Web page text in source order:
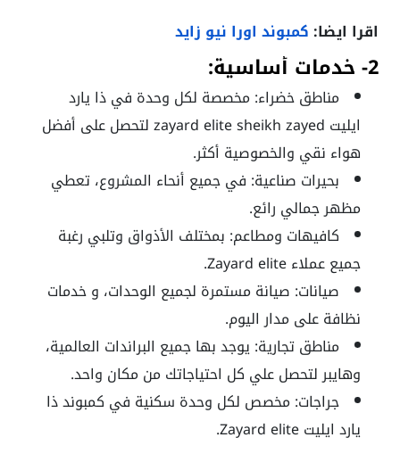
اقرا ايضا: كمبوند اورا نيو زايد
2- خدمات أساسية:
مناطق خضراء: مخصصة لكل وحدة في ذا يارد
ايليت zayard elite sheikh zayedلتحصل على أفضل
هواء نقي والخصوصية أكثر.
بحيرات صناعية: في جميع أنحاء المشروع، تعطي
مظهر جمالي رائع.
كافيهات ومطاعم: بمختلف الأذواق وتلبي رغبة
جميع عملاء Zayard elite.
صيانات: صيانة مستمرة لجميع الوحدات، و خدمات
نظافة على مدار اليوم.
مناطق تجارية: يوجد بها جميع البراندات العالمية،
وهايبر لتحصل علي كل احتياجاتك من مكان واحد.
جراجات: مخصص لكل وحدة سكنية في كمبوند ذا
يارد ايليت Zayard elite.